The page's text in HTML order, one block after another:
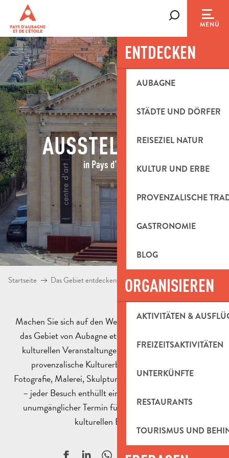
contenu
principal
MENÜ
ENTDECKEN
AUBAGNE
STÄDTE UND DÖRFER
REISEZIEL NATUR
KULTUR UND ERBE
PROVENZALISCHE
GASTRONOMIE
BLOG
ORGANISIEREN
AKTIVITÄTEN &
FREIZEITSAKTIVITÄTEN
UNTERKÜNFTE
RESTAURANTS
TOURISMUS UND
AUSSTELLUNGEN
in Pays d'Aubagne
Startseite Das Gebiet entdecken Kultur und Erbe
Machen Sie sich auf den Weg zu den Ausstellungen, die
das Gebiet von Aubagne et de l’Étoile beleben. Diese
kulturellen Veranstaltungen stellen Künstler und das
provenzalische Kulturerbe in den Vordergrund.
Fotografie, Malerei, Skulpturen oder Kreationen aus Ton
– jeder Besuch enthüllt ein anderes Universum. Ein
unumgänglicher Termin für alle Kunstliebhaber und
kulturellen Entdecker.